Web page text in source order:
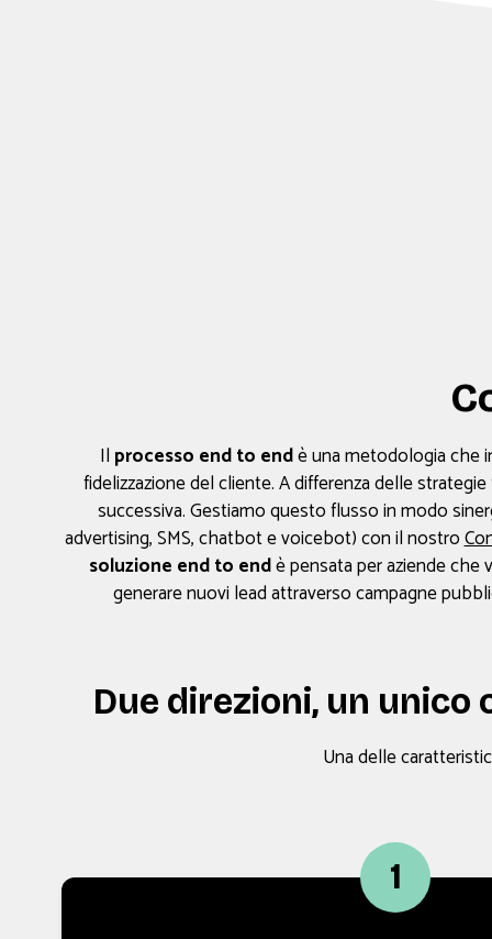
Il processo end to endè una metodologia che
fidelizzazione del cliente. A differenza delle
successiva. Gestiamo questo flusso in modo
advertising, SMS, chatbot e voicebot) con il nostro
soluzione end to endè pensata per aziende
generare nuovi lead attraverso campagne
Due direzioni, un
Una delle
1